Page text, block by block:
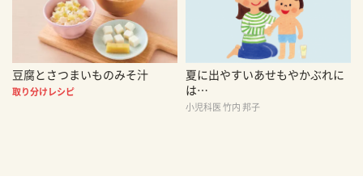
豆腐とさつまいものみそ汁
取り分けレシピ
夏に出やすいあせもやかぶれに
は…
小児科医 竹内 邦子